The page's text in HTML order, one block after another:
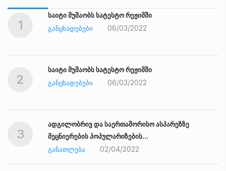
1
საიტი მუშაობს სატესტო რეჟიმში
ᲒᲐᲜᲪᲮᲐᲓᲔᲑᲔᲑᲘ
06/03/2022
2
საიტი მუშაობს სატესტო რეჟიმში
ᲒᲐᲜᲪᲮᲐᲓᲔᲑᲔᲑᲘ
06/03/2022
3
ადგილობრივ და საერთაშორისო ასპარეზზე
მეცნიერების პოპულარიზების…
ᲒᲐᲜᲐᲗᲚᲔᲑᲐ
02/04/2022